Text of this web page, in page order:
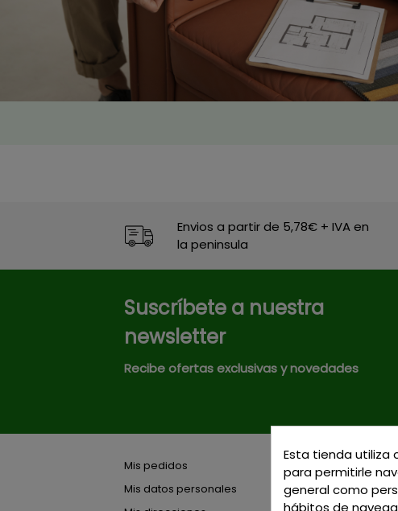
la peninsula
Suscríbete a nuestra
newsletter
Mis datos personales
Mis direcciones
Esta tienda utiliza
para permitirle
general como